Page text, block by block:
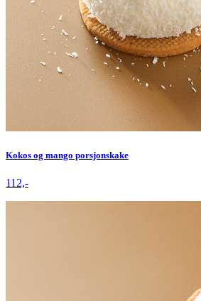
Kokos og mango porsjonskake
112,-